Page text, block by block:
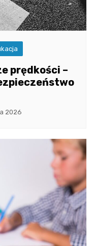
prędkości –
2026